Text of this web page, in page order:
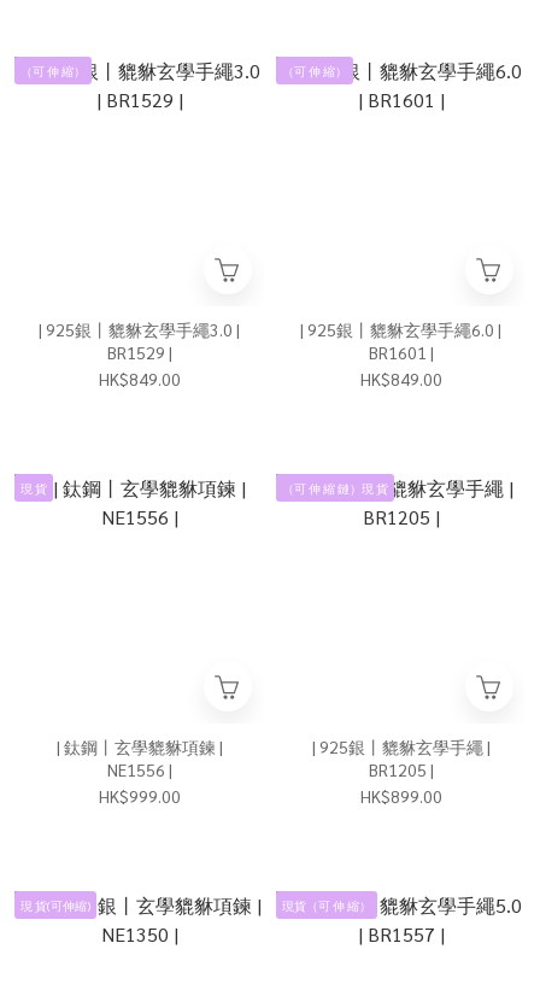
（可 伸 縮）
| 925銀丨貔貅玄學手繩3.0 |
BR1529 |
HK$849.00
（可 伸 縮）
| 925銀丨貔貅玄學手繩6.0 |
BR1601 |
HK$849.00
現 貨
| 鈦鋼丨玄學貔貅項鍊 |
NE1556 |
HK$999.00
（可 伸 縮 鏈）現 貨
| 925銀丨貔貅玄學手繩 |
BR1205 |
HK$899.00
現 貨(可伸縮) 現貨（可 伸 縮）